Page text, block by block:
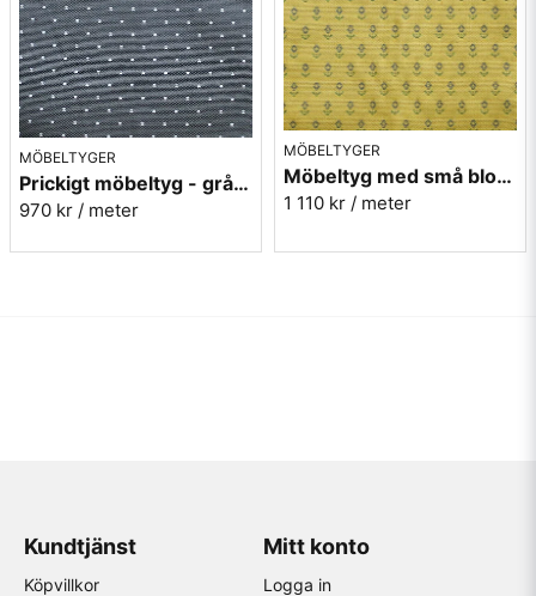
MÖBELTYGER
Prickigt möbeltyg - grå Micro nr.90
970 kr / meter
MÖBELTYGER
Möbeltyg med små blommor - Sippa gul nr.15 Berghem
1 110 kr / meter
Kundtjänst
Köpvillkor
Mitt konto
Logga in